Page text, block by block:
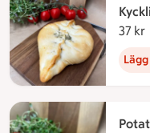
37 kr